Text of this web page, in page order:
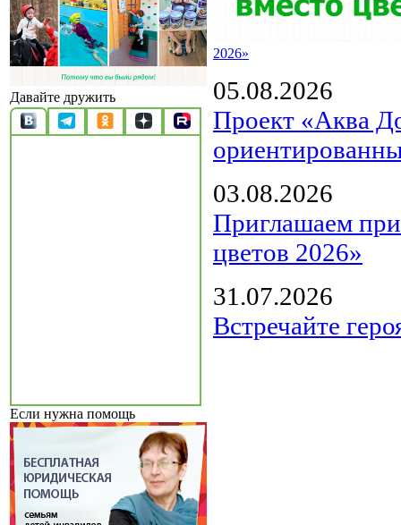
Давайте дружить
Если нужна помощь
2026»
05.08.2026
Проект «Аква
03.08.2026
Приглашаем
цветов 2026»
31.07.2026
Встречайте